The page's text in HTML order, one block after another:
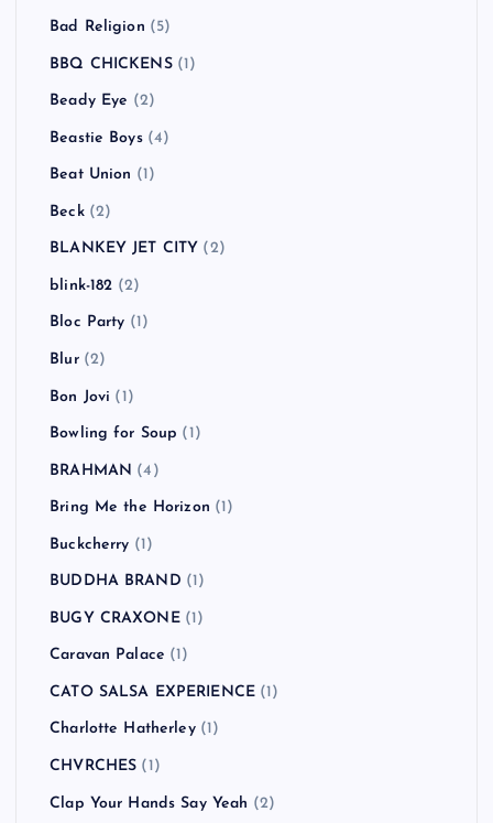
Bad Religion (5)
BBQ CHICKENS(1)
Beady Eye (2)
Beastie Boys(4)
Beat Union (1)
Beck(2)
BLANKEY JET CITY (2)
blink-182 (2)
Bloc Party (1)
Blur(2)
Bon Jovi (1)
Bowling for Soup (1)
BRAHMAN (4)
Bring Me the Horizon (1)
Buckcherry (1)
BUDDHA BRAND (1)
BUGY CRAXONE(1)
Caravan Palace (1)
CATO SALSA EXPERIENCE (1)
Charlotte Hatherley(1)
CHVRCHES (1)
Clap Your Hands Say Yeah (2)